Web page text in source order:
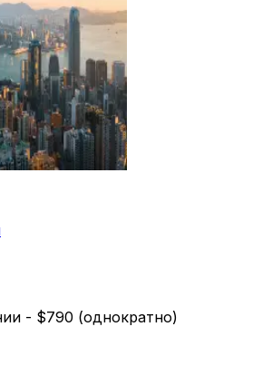
- $790 (однократно)